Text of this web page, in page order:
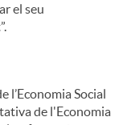
el seu
l’Economia Social
de l'Economia